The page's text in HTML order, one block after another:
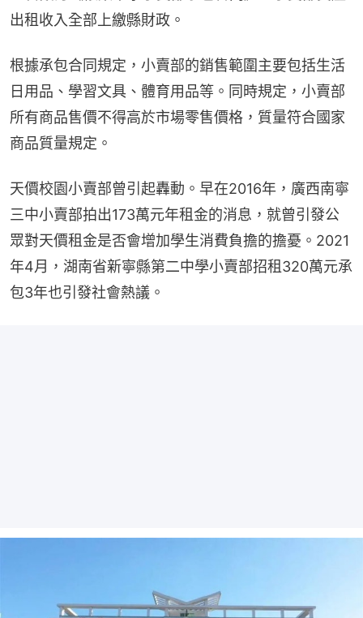
出租收入全部上繳縣財政。
根據承包合同規定，小賣部的銷售範圍主要包括生活
日用品、學習文具、體育用品等。同時規定，小賣部
所有商品售價不得高於市場零售價格，質量符合國家
商品質量規定。
天價校園小賣部曾引起轟動。早在2016年，廣西南寧
三中小賣部拍出173萬元年租金的消息，就曾引發公
眾對天價租金是否會增加學生消費負擔的擔憂。2021
年4月，湖南省新寧縣第二中學小賣部招租320萬元承
包3年也引發社會熱議。